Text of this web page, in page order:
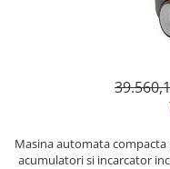
Gama de cosmetice
Gama de cosmetice
Masina automata
acumulatori si incarcator